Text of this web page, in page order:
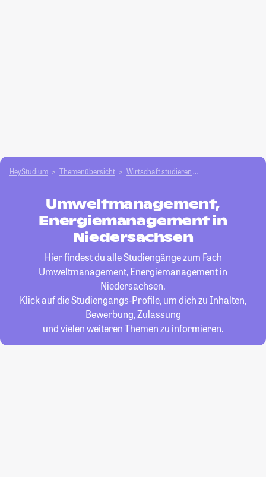
HeyStudium Themenübersicht Wirtschaft studieren
Umweltmanagement,
Energiemanagement in
Niedersachsen
Hier findest du alle Studiengänge zum Fach
Umweltmanagement, Energiemanagementin
Niedersachsen.
Klick auf die Studiengangs-Profile, um dich zu Inhalten,
Bewerbung, Zulassung
und vielen weiteren Themen zu informieren.